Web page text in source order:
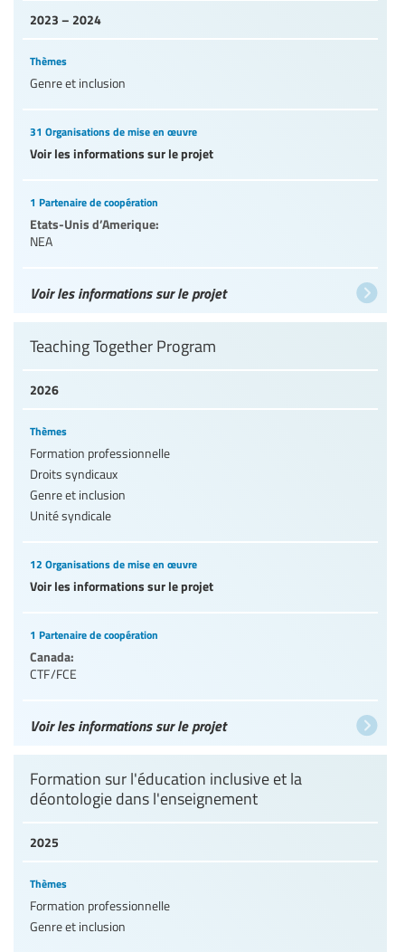
2023 – 2024
Thèmes
Genre et inclusion
31 Organisations de mise en œuvre
Voir les informations sur le projet
1 Partenaire de coopération
Etats-Unis d’Amerique:
NEA
Voir les informations sur le projet
2026
Teaching Together Program
Thèmes
Formation professionnelle
Droits syndicaux
Genre et inclusion
Unité syndicale
12 Organisations de mise en œuvre
Voir les informations sur le projet
1 Partenaire de coopération
Canada:
CTF/FCE
Voir les informations sur le projet
2025
Formation sur l'éducation inclusive et la
déontologie dans l'enseignement
Thèmes
Formation professionnelle
Genre et inclusion